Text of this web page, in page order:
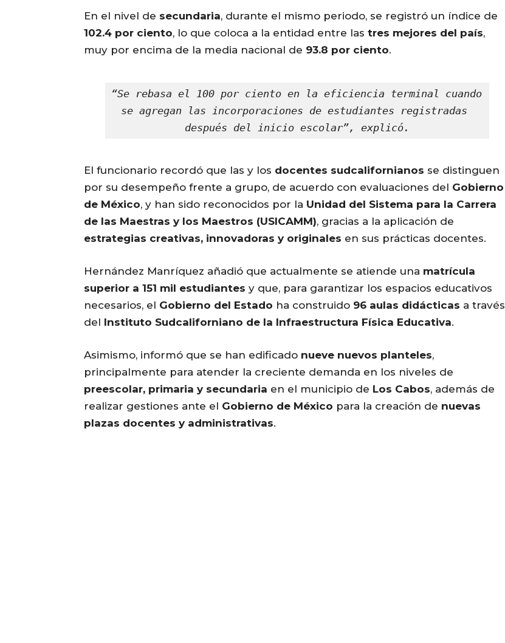
En el nivel de secundaria, durante el mismo periodo, se registró un índice de
102.4 por ciento, lo que coloca a la entidad entre las tres mejores del país,
muy por encima de la media nacional de 93.8 por ciento.
“Se rebasa el 100 por ciento en la eficiencia terminal cuando
se agregan las incorporaciones de estudiantes registradas
después del inicio escolar”, explicó.
El funcionario recordó que las y los docentes sudcalifornianos se distinguen
por su desempeño frente a grupo, de acuerdo con evaluaciones del Gobierno
de México, y han sido reconocidos por la Unidad del Sistema para la Carrera
de las Maestras y los Maestros (USICAMM), gracias a la aplicación de
estrategias creativas, innovadoras y originales en sus prácticas docentes.
Hernández Manríquez añadió que actualmente se atiende una matrícula
superior a 151 mil estudiantes y que, para garantizar los espacios educativos
necesarios, el Gobierno del Estado ha construido 96 aulas didácticas a través
del Instituto Sudcaliforniano de la Infraestructura Física Educativa.
Asimismo, informó que se han edificado nueve nuevos planteles,
principalmente para atender la creciente demanda en los niveles de
preescolar, primaria y secundaria en el municipio de Los Cabos, además de
realizar gestiones ante el Gobierno de México para la creación de nuevas
plazas docentes y administrativas.